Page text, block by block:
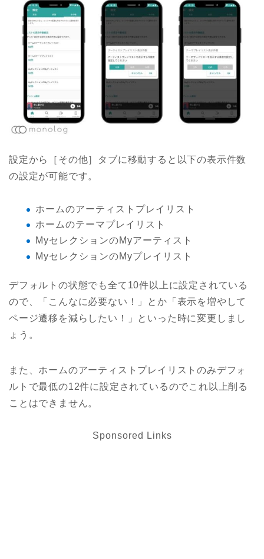
設定から［その他］タブに移動すると以下の表示件数
の設定が可能です。
ホームのアーティストプレイリスト
ホームのテーマプレイリスト
MyセレクションのMyアーティスト
MyセレクションのMyプレイリスト
デフォルトの状態でも全て10件以上に設定されている
ので、「こんなに必要ない！」とか「表示を増やして
ページ遷移を減らしたい！」といった時に変更しまし
ょう。
また、ホームのアーティストプレイリストのみデフォ
ルトで最低の12件に設定されているのでこれ以上削る
ことはできません。
Sponsored Links